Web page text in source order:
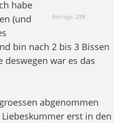
Beiträge: 219
habe
(und
bin nach 2 bis 3 Bissen
deswegen war es das
abgenommen
erst in den